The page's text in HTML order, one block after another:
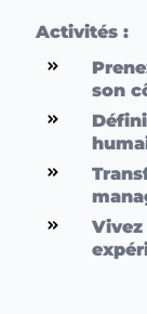
Activités :
son
Vivez